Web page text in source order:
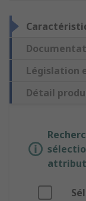
Législation
Détail